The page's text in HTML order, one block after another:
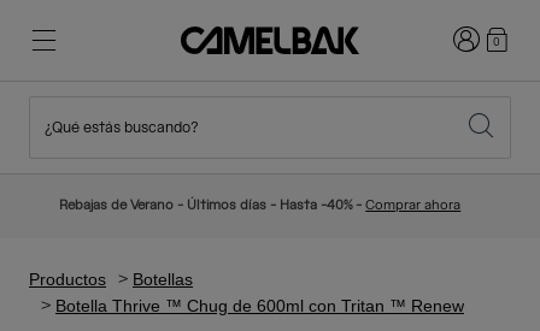
Novedades
Iniciar0
¿Qué estás buscando?
Rebajas de Verano - Últimos días - Hasta -40% -Comprar ahora
Productos
Botellas
Botella Thrive ™ Chug de 600ml con Tritan ™ Renew